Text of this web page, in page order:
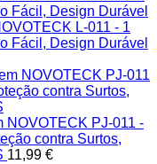
L-011 - 1
Fácil, Design Durável
NOVOTECK PJ-011 -
contra Surtos,
11,99 €